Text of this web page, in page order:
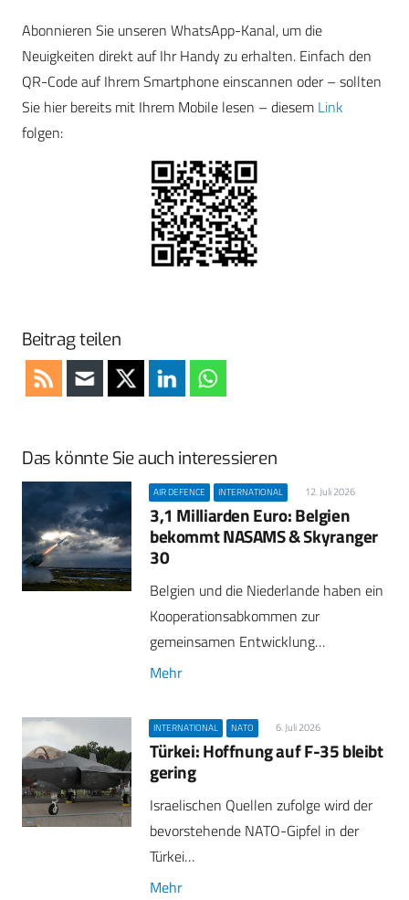
Abonnieren Sie unseren WhatsApp-Kanal, um die
Neuigkeiten direkt auf Ihr Handy zu erhalten. Einfach den
QR-Code auf Ihrem Smartphone einscannen oder – sollten
Sie hier bereits mit Ihrem Mobile lesen – diesem Link
folgen:
Beitrag teilen
Das könnte Sie auch interessieren
AIR DEFENCE INTERNATIONAL 12. Juli 2026
3,1 Milliarden Euro: Belgien
bekommt NASAMS & Skyranger
30
Belgien und die Niederlande haben ein
Kooperationsabkommen zur
gemeinsamen Entwicklung…
Mehr
INTERNATIONAL NATO 6. Juli 2026
Türkei: Hoffnung auf F-35 bleibt
gering
Israelischen Quellen zufolge wird der
bevorstehende NATO-Gipfel in der
Türkei…
Mehr